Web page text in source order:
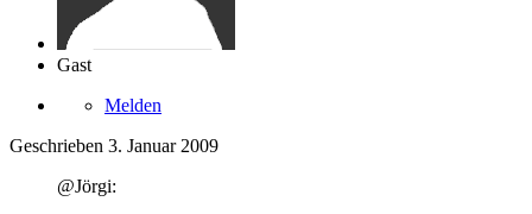
Gast
Melden
Geschrieben 3. Januar 2009
@Jörgi: